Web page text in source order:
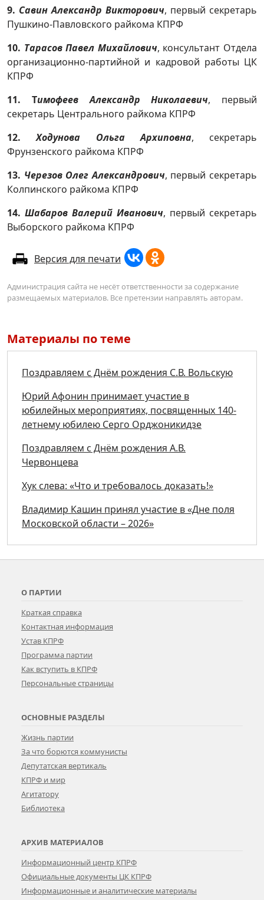
9. Савин Александр Викторович, первый секретарь
Пушкино-Павловского райкома КПРФ
10. Тарасов Павел Михайлович, консультант Отдела
организационно-партийной и кадровой работы ЦК
КПРФ
11. Тимофеев Александр Николаевич,
первый
секретарь Центрального райкома КПРФ
12.Ходунова Ольга Архиповна,
секретарь
Фрунзенского райкома КПРФ
13. Черезов Олег Александрович, первый секретарь
Колпинского райкома КПРФ
14. Шабаров Валерий Иванович, первый секретарь
Выборского райкома КПРФ
Версия для печати
Администрация сайта не несёт ответственности за содержание
размещаемых материалов. Все претензии направлять авторам.
Материалы по теме
Поздравляем с Днём рождения С.В. Вольскую
Юрий Афонин принимает участие в
юбилейных мероприятиях, посвященных 140-
летнему юбилею Серго Орджоникидзе
Поздравляем с Днём рождения А.В.
Червонцева
Хук слева: «Что и требовалось доказать!»
Владимир Кашин принял участие в «Дне поля
Московской области – 2026»
О ПАРТИИ
Краткая справка
Контактная информация
Устав КПРФ
Программа партии
Как вступить в КПРФ
Персональные страницы
ОСНОВНЫЕ РАЗДЕЛЫ
Жизнь партии
За что борются коммунисты
Депутатская вертикаль
КПРФ и мир
Агитатору
Библиотека
АРХИВ МАТЕРИАЛОВ
Информационный центр КПРФ
Официальные документы ЦК КПРФ
Информационные и аналитические материалы